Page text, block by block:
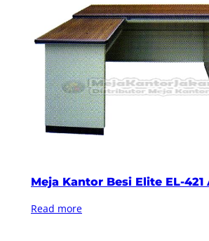
Meja Kantor Besi Elite EL-421
Read more